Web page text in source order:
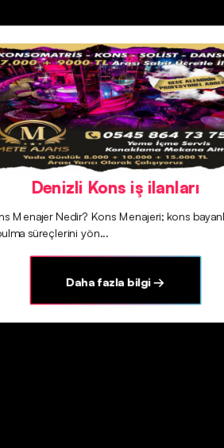
Denizli Kons iş ilanları
Menajer Nedir? Kons Menajeri; kons
süreçlerini yön...
Daha fazla bilgi →